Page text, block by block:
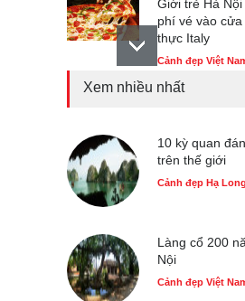
Giới trẻ Hà
phí vé vào cửa
thực Italy
Cảnh đẹp Việt
Cảnh đẹp Việt
Bán đảo Sơn
Xem nhiều nhất
10 kỳ quan
trên thế giới
Cảnh đẹp Hạ Long
Làng cổ 200
Nội
Cảnh đẹp Việt